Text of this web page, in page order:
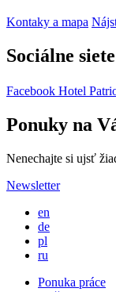
Kontaky a mapa
Sociálne siete
Facebook Hotel
Ponuky na
Nenechajte si ujsť
Newsletter
en
de
pl
ru
Ponuka práce